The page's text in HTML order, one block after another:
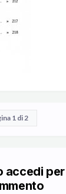
1 di 2
accedi